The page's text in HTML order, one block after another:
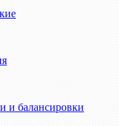
и балансировки